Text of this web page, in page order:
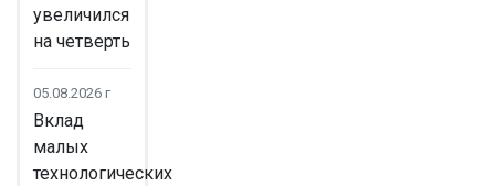
увеличился
на четверть
05.08.2026 г
Вклад
малых
технологических